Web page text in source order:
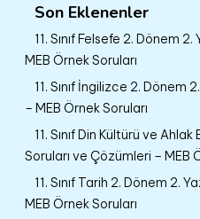
Son Eklenenler
11. Sınıf Felsefe 2. Dönem
MEB Örnek Soruları
11. Sınıf İngilizce 2. Dönem
– MEB Örnek Soruları
11. Sınıf Din Kültürü ve Ahlak
Soruları ve Çözümleri – MEB
11. Sınıf Tarih 2. Dönem 2.
MEB Örnek Soruları